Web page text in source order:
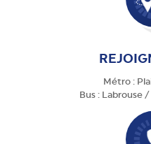
Métro :
Bus : Labrouse